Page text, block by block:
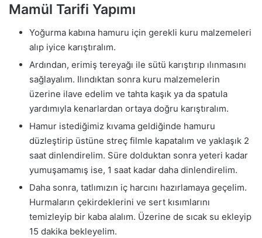
Mamül Tarifi Yapımı
Yoğurma kabına hamuru için gerekli kuru malzemeleri
alıp iyice karıştıralım.
Ardından, erimiş tereyağı ile sütü karıştırıp ılınmasını
sağlayalım. Ilındıktan sonra kuru malzemelerin
üzerine ilave edelim ve tahta kaşık ya da spatula
yardımıyla kenarlardan ortaya doğru karıştıralım.
Hamur istediğimiz kıvama geldiğinde hamuru
düzleştirip üstüne streç filmle kapatalım ve yaklaşık 2
saat dinlendirelim. Süre dolduktan sonra yeteri kadar
yumuşamamış ise, 1 saat kadar daha dinlendirelim.
Daha sonra, tatlımızın iç harcını hazırlamaya geçelim.
Hurmaların çekirdeklerini ve sert kısımlarını
temizleyip bir kaba alalım. Üzerine de sıcak su ekleyip
15 dakika bekleyelim.